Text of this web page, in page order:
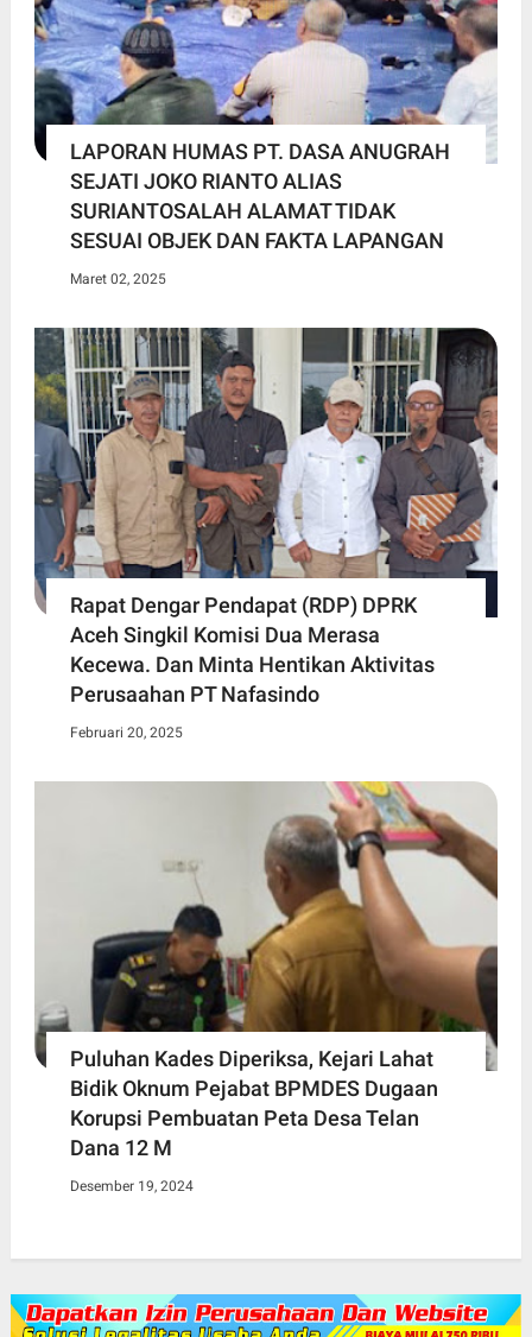
LAPORAN HUMAS PT. DASA ANUGRAH
SEJATI JOKO RIANTO ALIAS
SURIANTOSALAH ALAMAT TIDAK
SESUAI OBJEK DAN FAKTA LAPANGAN
Maret 02, 2025
Rapat Dengar Pendapat (RDP) DPRK
Aceh Singkil Komisi Dua Merasa
Kecewa. Dan Minta Hentikan Aktivitas
Perusaahan PT Nafasindo
Februari 20, 2025
Puluhan Kades Diperiksa, Kejari Lahat
Bidik Oknum Pejabat BPMDES Dugaan
Korupsi Pembuatan Peta Desa Telan
Dana 12 M
Desember 19, 2024